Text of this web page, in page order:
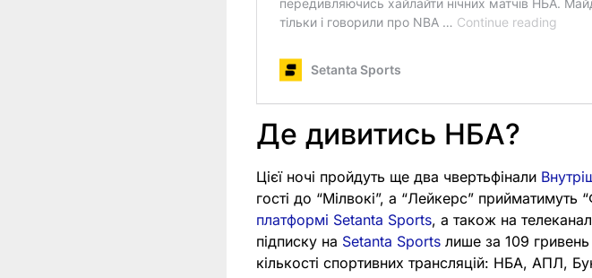
Де дивитись НБА?
Цієї ночі пройдуть ще два чвертьфінали
гості до “Мілвокі”, а “Лейкерс” прийматимуть
платформі Setanta Sports, а також на
підписку на Setanta Sports лише за 109
кількості спортивних трансляцій: НБА, АПЛ,